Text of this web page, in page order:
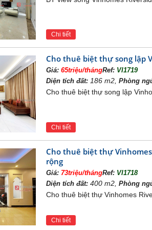
Cineplex tại Vincom Center Long
Chi tiết
Cho thuê biệt thự song lập
Giá: 65triệu/thángRef: VI1719
Diện tích đất:186 m2, Phòng
Cho thuê biệt thự song lập
Chi tiết
Cho thuê biệt thự
rộng
Giá: 73triệu/thángRef: VI1718
Diện tích đất:400 m2, Phòng
Cho thuê biệt thự Vinhomes
Chi tiết